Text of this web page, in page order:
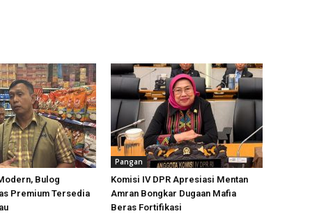
Bulog
Premium Tersedia
Pangan
Komisi IV DPR Apresiasi Mentan
Amran Bongkar Dugaan Mafia
Beras Fortifikasi